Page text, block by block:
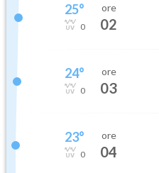
25°
0
ore
02
24°
0
ore
03
23°
0
ore
04